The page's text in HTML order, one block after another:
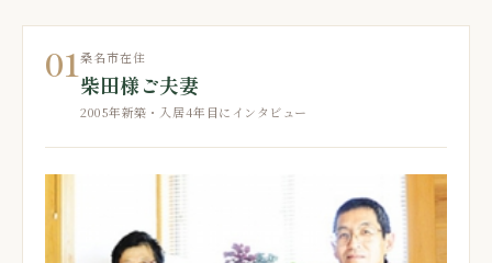
01桑名市在住
柴田様ご夫妻
2005年新築・入居4年目にインタビュー